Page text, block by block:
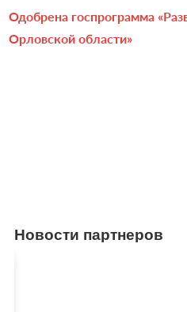
Одобрена госпрограмма
Орловской области»
Новости партнеров